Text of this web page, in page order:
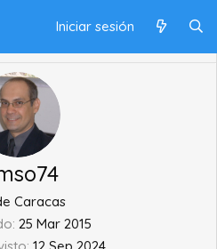
Iniciar sesión
Caracas
25 Mar 2015